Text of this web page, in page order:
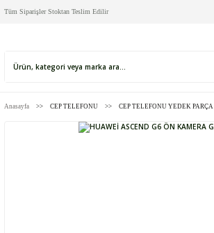
Tüm Siparişler Stoktan Teslim Edilir
Anasayfa CEP TELEFONU CEP TELEFONU YEDEK PARÇA